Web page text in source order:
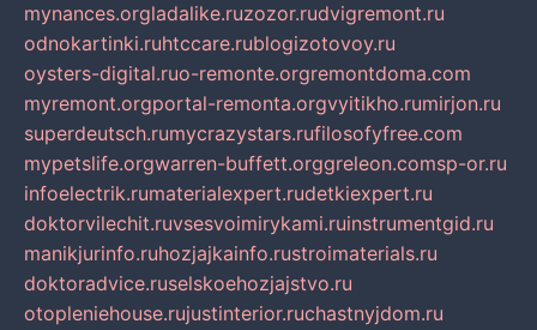
mynances.orgladalike.ruzozor.rudvigremont.ru
odnokartinki.ruhtccare.rublogizotovoy.ru
oysters-digital.ruo-remonte.orgremontdoma.com
myremont.orgportal-remonta.orgvyitikho.rumirjon.ru
superdeutsch.rumycrazystars.rufilosofyfree.com
mypetslife.orgwarren-buffett.orggreleon.comsp-or.ru
infoelectrik.rumaterialexpert.rudetkiexpert.ru
doktorvilechit.ruvsesvoimirykami.ruinstrumentgid.ru
manikjurinfo.ruhozjajkainfo.rustroimaterials.ru
doktoradvice.ruselskoehozjajstvo.ru
otopleniehouse.rujustinterior.ruchastnyjdom.ru